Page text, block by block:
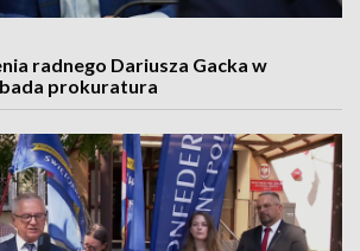
radnego Dariusza Gacka w
prokuratura